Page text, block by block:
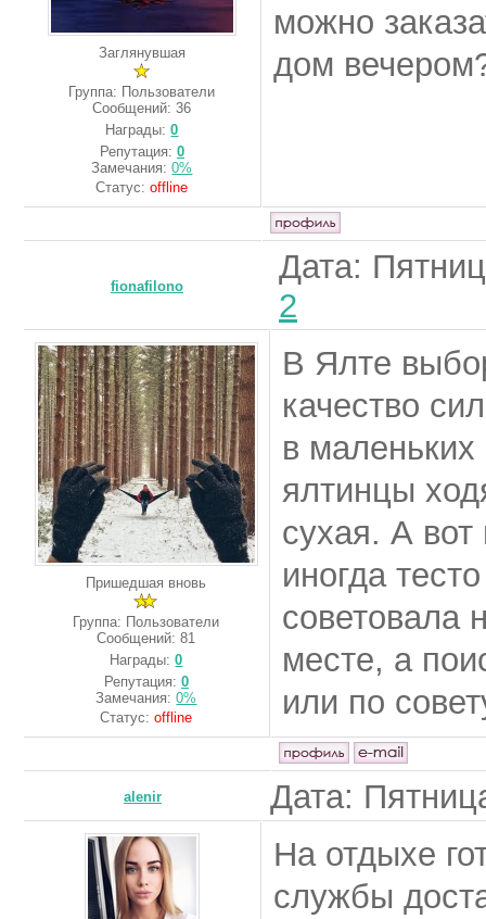
Заглянувшая
Группа: Пользователи
Сообщений:36
Награды:0
Репутация: 0
Замечания:0%
Статус:offline
можно
дом
fionafilono
Дата:
2
Пришедшая вновь
Группа: Пользователи
Сообщений:81
Награды:0
Репутация: 0
Замечания:0%
Статус:offline
В Ялте
качество
в
ялтинцы
сухая. А
иногда
советовала
месте, а
или по
alenir Дата:
На отдыхе
службы